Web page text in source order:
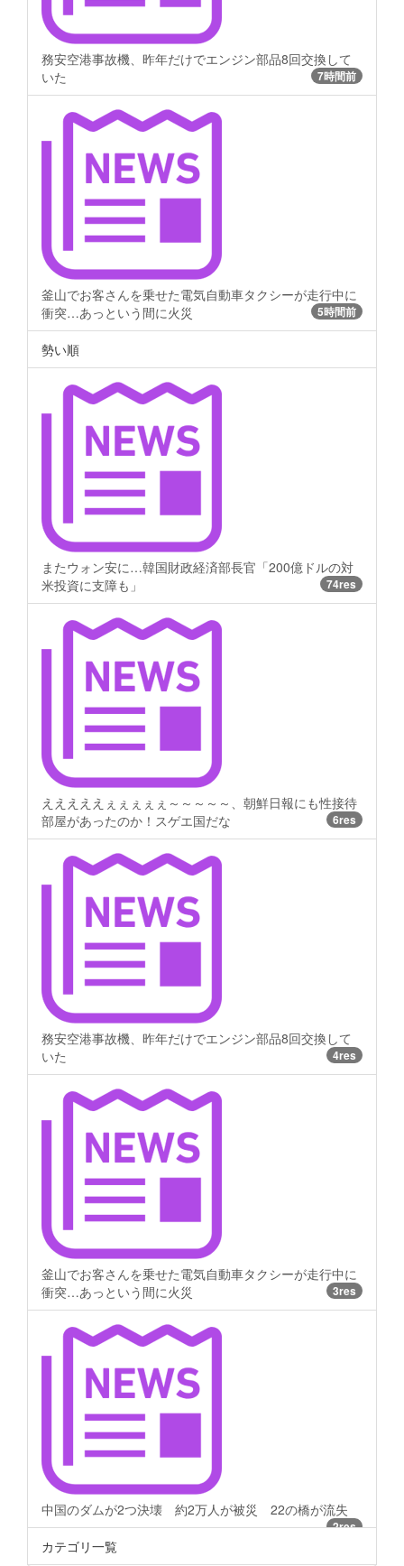
務安空港事故機、昨年だけでエンジン部品8回交換して
いた
7時間前
釜山でお客さんを乗せた電気自動車タクシーが走行中に
衝突…あっという間に火災
5時間前
勢い順
またウォン安に…韓国財政経済部長官「200億ドルの対
米投資に支障も」
74res
えええええぇぇぇぇぇ～～～～～、朝鮮日報にも性接待
部屋があったのか！スゲエ国だな
6res
務安空港事故機、昨年だけでエンジン部品8回交換して
いた
4res
釜山でお客さんを乗せた電気自動車タクシーが走行中に
衝突…あっという間に火災
3res
中国のダムが2つ決壊 約2万人が被災 22の橋が流失
2res
カテゴリ一覧